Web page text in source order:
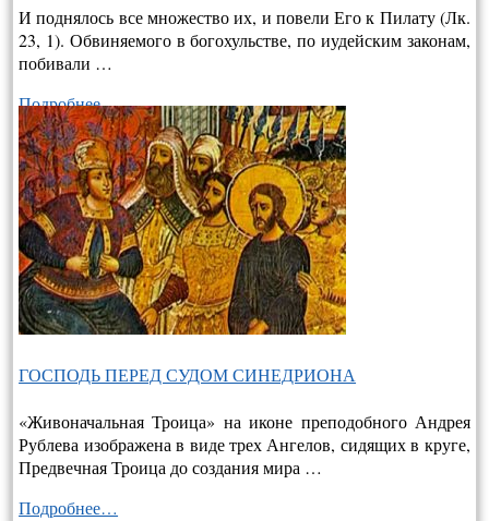
И поднялось все множество их, и повели Его к Пилату (Лк.
23, 1). Обвиняемого в богохульстве, по иудейским законам,
побивали …
Подробнее…
ГОСПОДЬ ПЕРЕД СУДОМ СИНЕДРИОНА
«Живоначальная Троица» на иконе преподобного Андрея
Рублева изображена в виде трех Ангелов, сидящих в круге,
Предвечная Троица до создания мира …
Подробнее…